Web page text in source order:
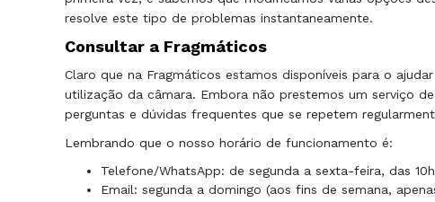
resolve este tipo de problemas instantaneamente.
Consultar a Fragmáticos
Claro que na Fragmáticos estamos disponíveis para o
utilização da câmara. Embora não prestemos um serviço
perguntas e dúvidas frequentes que se repetem
Lembrando que o nosso horário de funcionamento é:
Telefone/WhatsApp: de segunda a sexta-feira, das
Email: segunda a domingo (aos fins de semana,